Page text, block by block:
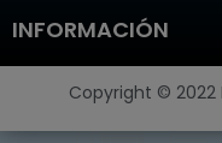
INFORMACIÓN
Copyright © 2022